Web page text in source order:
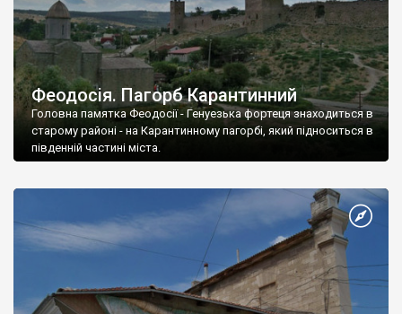
Феодосія. Пагорб Карантинний
Головна памятка Феодосії - Генуезька фортеця знаходиться в
старому районі - на Карантинному пагорбі, який підноситься в
південній частині міста.